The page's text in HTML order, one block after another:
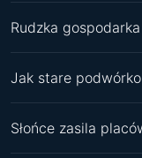
Rudzka
Jak stare
Słońce zasila